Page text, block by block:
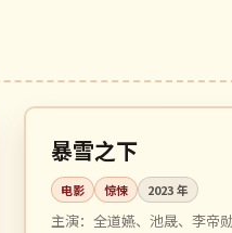
韩国
暴雪之下
电影 惊悚 2023年
主演：全道嬿、池晟、李帝勋